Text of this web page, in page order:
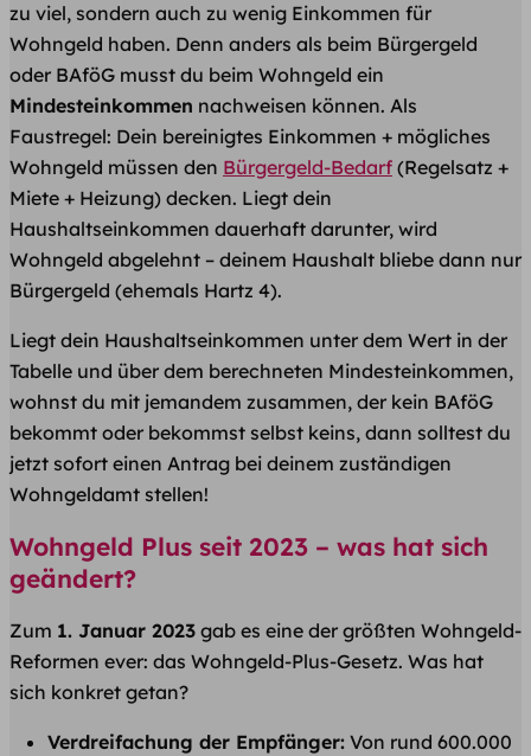
zu viel, sondern auch zu wenig Einkommen für
Wohngeld haben. Denn anders als beim Bürgergeld
oder BAföG musst du beim Wohngeld ein
Mindesteinkommen nachweisen können. Als
Faustregel: Dein bereinigtes Einkommen + mögliches
Wohngeld müssen den Bürgergeld-Bedarf (Regelsatz +
Miete + Heizung) decken. Liegt dein
Haushaltseinkommen dauerhaft darunter, wird
Wohngeld abgelehnt – deinem Haushalt bliebe dann nur
Bürgergeld (ehemals Hartz 4).
Liegt dein Haushaltseinkommen unter dem Wert in der
Tabelle und über dem berechneten Mindesteinkommen,
wohnst du mit jemandem zusammen, der kein BAföG
bekommt oder bekommst selbst keins, dann solltest du
jetzt sofort einen Antrag bei deinem zuständigen
Wohngeldamt stellen!
Wohngeld Plus seit 2023 – was hat sich
geändert?
Zum 1. Januar 2023 gab es eine der größten Wohngeld-
Reformen ever: das Wohngeld-Plus-Gesetz. Was hat
sich konkret getan?
Verdreifachung der Empfänger: Von rund 600.000